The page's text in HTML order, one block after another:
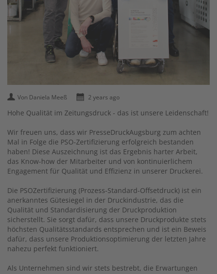
Von Daniela Meeß 2 years ago
Hohe Qualität im Zeitungsdruck - das ist unsere Leidenschaft!
Wir freuen uns, dass wir PresseDruckAugsburg zum achten
Mal in Folge die PSO-Zertifizierung erfolgreich bestanden
haben! Diese Auszeichnung ist das Ergebnis harter Arbeit,
das Know-how der Mitarbeiter und von kontinuierlichem
Engagement für Qualität und Effizienz in unserer Druckerei.
Die PSOZertifizierung (Prozess-Standard-Offsetdruck) ist ein
anerkanntes Gütesiegel in der Druckindustrie, das die
Qualität und Standardisierung der Druckproduktion
sicherstellt. Sie sorgt dafür, dass unsere Druckprodukte stets
höchsten Qualitätsstandards entsprechen und ist ein Beweis
dafür, dass unsere Produktionsoptimierung der letzten Jahre
nahezu perfekt funktioniert.
Als Unternehmen sind wir stets bestrebt, die Erwartungen